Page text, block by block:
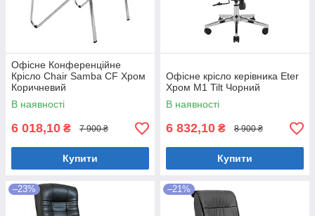
Офісне Конференційне
Крісло Chair Samba CF Хром
Коричневий
В наявності
6 018,10 ₴ 7 900 ₴
Купити
Офісне крісло керівника Eter
Хром M1 Tilt Чорний
В наявності
6 832,10 ₴ 8 900 ₴
Купити
–23% –21%